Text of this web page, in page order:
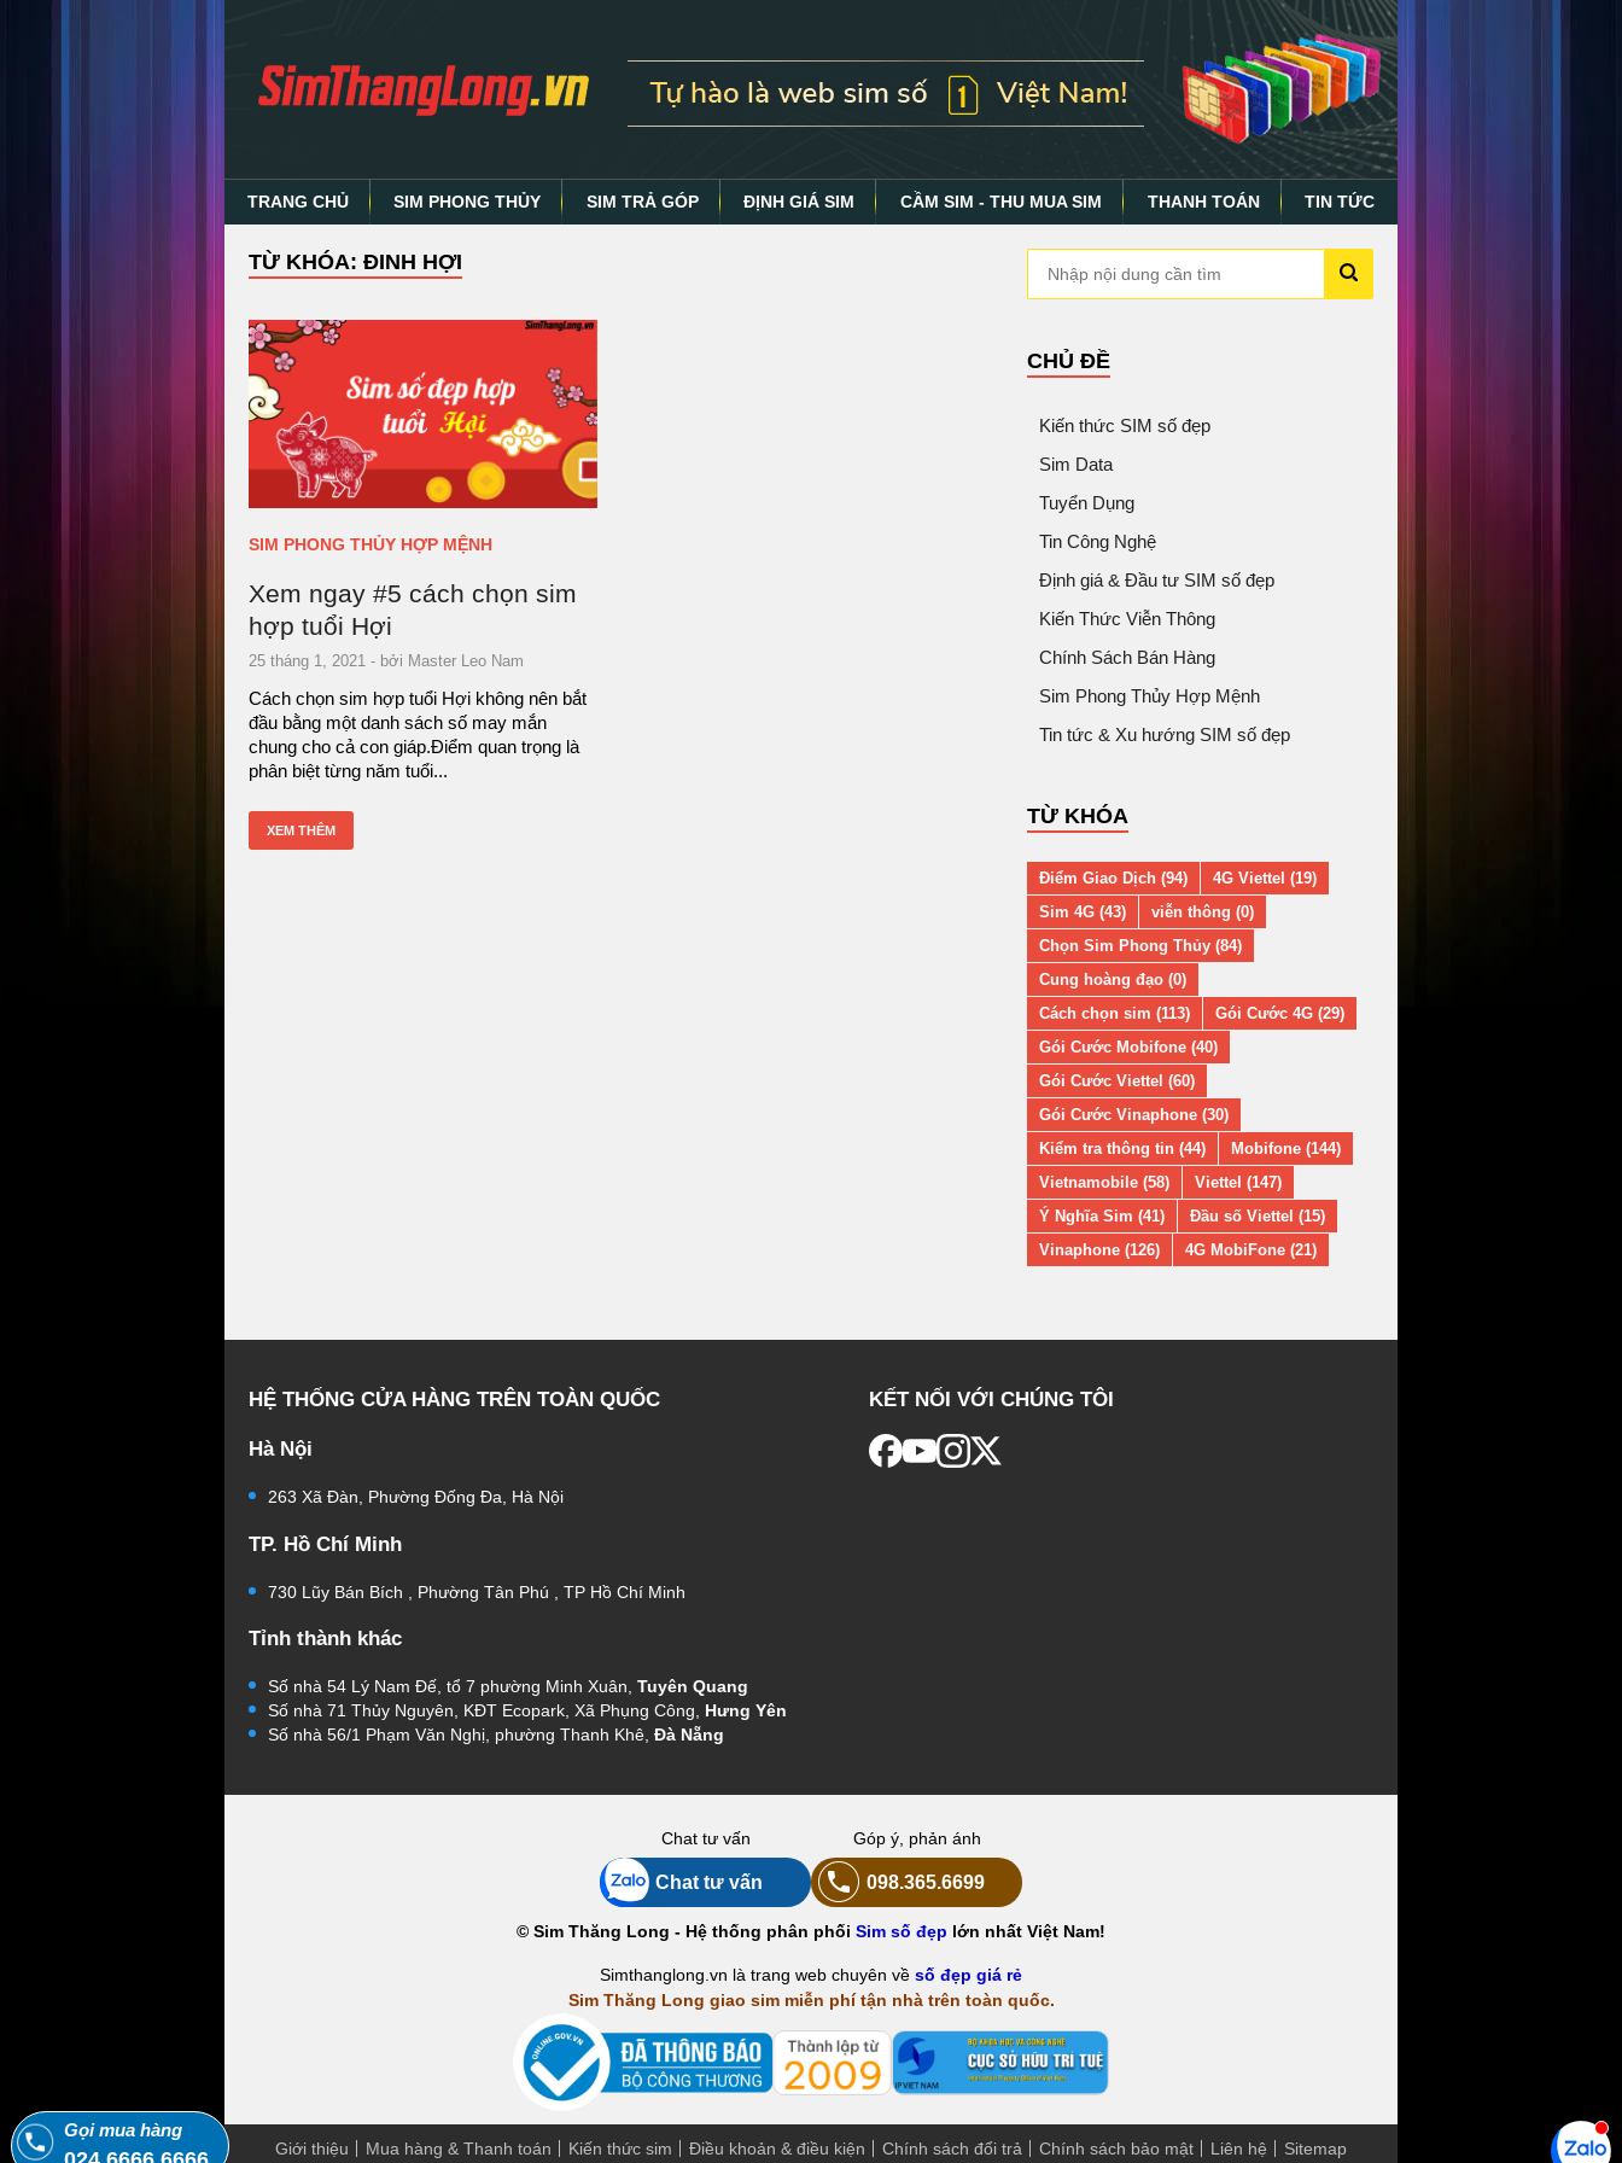
TRANG CHỦ SIM PHONG THỦY SIM TRẢ GÓP ĐỊNH GIÁ SIM CẦM SIM - THU MUA SIM THANH TOÁN TIN TỨC
TỪ KHÓA: ĐINH HỢI
SIM PHONG THỦY HỢP MỆNH
Xem ngay #5 cách chọn sim
hợp tuổi Hợi
25 tháng 1, 2021 - bởi Master Leo Nam
Cách chọn sim hợp tuổi Hợi không nên bắt
đầu bằng một danh sách số may mắn
chung cho cả con giáp.Điểm quan trọng là
phân biệt từng năm tuổi...
XEM THÊM
CHỦ ĐỀ
Kiến thức SIM số đẹp
Sim Data
Tuyển Dụng
Tin Công Nghệ
Định giá & Đầu tư SIM số đẹp
Kiến Thức Viễn Thông
Chính Sách Bán Hàng
Sim Phong Thủy Hợp Mệnh
Tin tức & Xu hướng SIM số đẹp
TỪ KHÓA
Điểm Giao Dịch (94)
4G Viettel (19)
Sim 4G (43)
viễn thông (0)
Chọn Sim Phong Thủy (84)
Cung hoàng đạo (0)
Cách chọn sim (113)
Gói Cước 4G (29)
Gói Cước Mobifone (40)
Gói Cước Viettel (60)
Gói Cước Vinaphone (30)
Kiểm tra thông tin (44)
Mobifone (144)
Vietnamobile (58)
Viettel (147)
Ý Nghĩa Sim (41)
Đầu số Viettel (15)
Vinaphone (126)
4G MobiFone (21)
HỆ THỐNG CỬA HÀNG TRÊN TOÀN QUỐC
Hà Nội
263 Xã Đàn, Phường Đống Đa, Hà Nội
TP. Hồ Chí Minh
730 Lũy Bán Bích , Phường Tân Phú , TP Hồ Chí Minh
Tỉnh thành khác
Số nhà 54 Lý Nam Đế, tổ 7 phường Minh Xuân, Tuyên Quang
Số nhà 71 Thủy Nguyên, KĐT Ecopark, Xã Phụng Công, Hưng Yên
Số nhà 56/1 Phạm Văn Nghị, phường Thanh Khê, Đà Nẵng
KẾT NỐI VỚI CHÚNG TÔI
Chat tư vấn
Chat tư vấn
Góp ý, phản ánh
098.365.6699
© Sim Thăng Long - Hệ thống phân phối Sim số đẹp lớn nhất Việt Nam!
Simthanglong.vn là trang web chuyên về số đẹp giá rẻ
Sim Thăng Long giao sim miễn phí tận nhà trên toàn quốc.
Giới thiệu Mua hàng & Thanh toán Kiến thức sim Điều khoản & điều kiện Chính sách đổi trả Chính sách bảo mật Liên hệ Sitemap
Gọi mua hàng